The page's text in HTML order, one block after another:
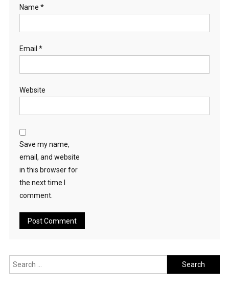
Name *
Email *
Website
Save my name,
email, and website
in this browser for
the next time I
comment.
Search
for: